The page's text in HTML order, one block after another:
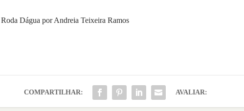
Dágua por Andreia Teixeira Ramos
COMPARTILHAR: AVALIAR: